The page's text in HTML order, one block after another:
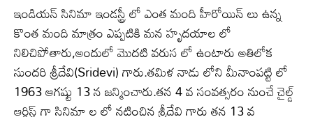
ఇండియన్ సినిమా ఇండస్ట్రీ లో ఎంత మంది హీరోయిన్ లు ఉన్న
కొంత మంది మాత్రం ఎప్పటికి మన హృదయాల లో
నిలిచిపోతారు,అందులో మొదటి వరుస లో ఉంటారు అతిలోక
సుందరి శ్రీదేవి(Sridevi) గారు.తమిళ నాడు లోని మీనాంపట్టి లో
1963 ఆగష్టు 13 న జన్మించారు.తన 4 వ సంవత్సరం నుంచే చైల్డ్
ఆర్టిస్ట్ గా సినిమా ల లో నటించిన శ్రీదేవి గారు తన 13 వ